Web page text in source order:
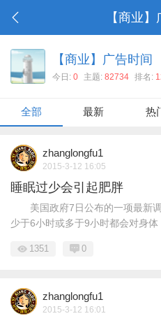
【商业
【商业】广告时间
今日: 0 主题: 82734 排名:
全部 最新 热
zhanglongfu1
2015-3-12 16:05
睡眠过少会引起肥胖
美国政府7日公布的一项最新调
少于6小时或多于9小时都会对身体
1351 0
zhanglongfu1
2015-3-12 16:01